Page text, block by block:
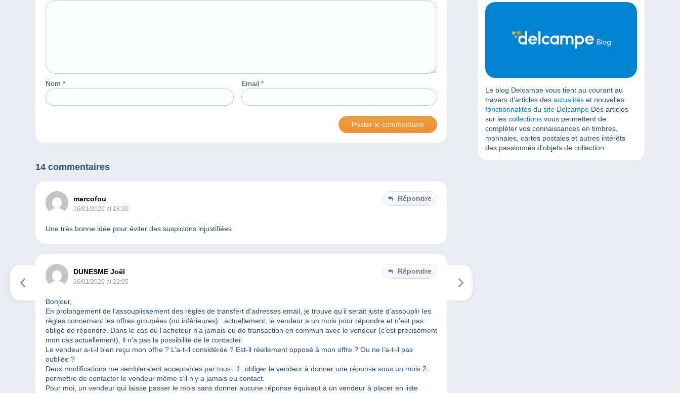
Nom * Email *
14 commentaires
marcofou
16/01/2020 at 18:30
Répondre
Une très bonne idée pour éviter des suspicions injustifiées
DUNESME Joël
16/01/2020 at 22:05
Répondre
Bonjour,
En prolongement de l’assouplissement des règles de transfert d’adresses email, je trouve qu’il serait juste d’assouplir les
règles concernant les offres groupées (ou inférieures) : actuellement, le vendeur a un mois pour répondre et n’est pas
obligé de répondre. Dans le cas où l’acheteur n’a jamais eu de transaction en commun avec le vendeur (c’est précisément
mon cas actuellement), il n’a pas la possibilité de le contacter.
Le vendeur a-t-il bien reçu mon offre ? L’a-t-il considérée ? Est-il réellement opposé à mon offre ? Ou ne l’a-t-il pas
oubliée ?
Deux modifications me sembleraient acceptables par tous : 1. obliger le vendeur à donner une réponse sous un mois 2.
permettre de contacter le vendeur même s’il n’y a jamais eu contact.
Pour moi, un vendeur qui laisse passer le mois sans donner aucune réponse équivaut à un vendeur à placer en liste
Le blog Delcampe vous tient au courant au
travers d’articles des actualités et nouvelles
fonctionnalités du site Delcampe Des articles
sur les collections vous permettent de
compléter vos connaissances en timbres,
monnaies, cartes postales et autres intérêts
des passionnés d’objets de collection.